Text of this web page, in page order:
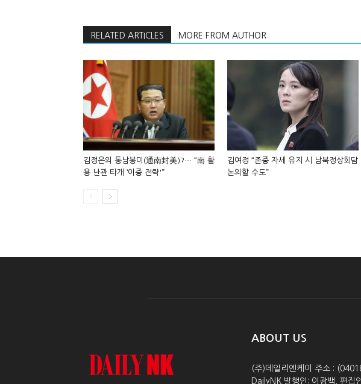
RELATED ARTICLES MORE FROM AUTHOR
김정은의 통남봉미(通南封美)?… “南 활
용 난관 타개 ‘이중 전략'”
김여정 “존중 자세 유지 시 남북정상회담
논의할 수도”
ABOUT US
(주)데일리엔케이 주소 :
DailyNK 발행인: 이광백, 편